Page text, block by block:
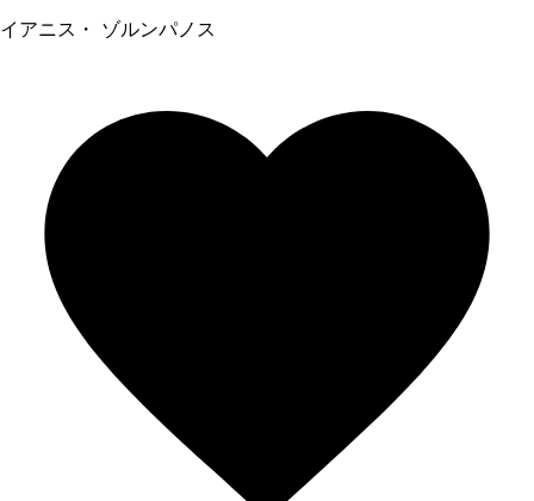
イアニス・ ゾルンパノス